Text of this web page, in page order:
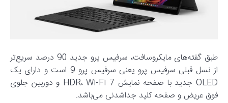
طبق گفته‌های مایکروسافت، سرفیس پرو جدید 90 درصد سریع‌تر
از نسل قبلی سرفیس پرو یعنی سرفیس پرو 9 است و دارای یک
OLED جدید با صفحه نمایش HDR، Wi-Fi 7 و دوربین جلوی
فوق عریض و صفحه کلید جداشدنی می‌باشد.